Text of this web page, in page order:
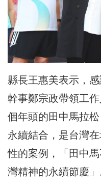
縣長王惠美表示，
幹事鄭宗政帶領工
個年頭的田中馬拉
永續結合，是台灣
性的案例，「田中
灣精神的永續節慶」